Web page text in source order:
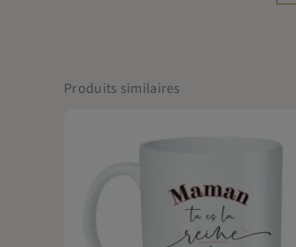
Produits similaires